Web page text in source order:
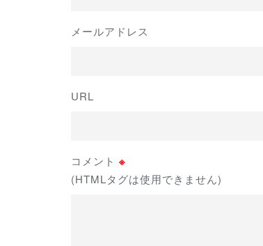
メールアドレス
URL
コメント ※
(HTMLタグは使用できません)